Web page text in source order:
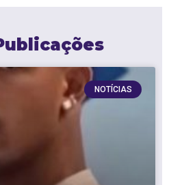
NOTÍCIAS